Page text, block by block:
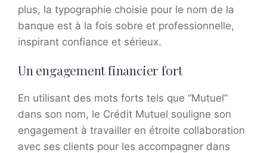
plus, la typographie choisie pour le nom de la
banque est à la fois sobre et professionnelle,
inspirant confiance et sérieux.
Un engagement financier fort
En utilisant des mots forts tels que “Mutuel”
dans son nom, le Crédit Mutuel souligne son
engagement à travailler en étroite collaboration
avec ses clients pour les accompagner dans